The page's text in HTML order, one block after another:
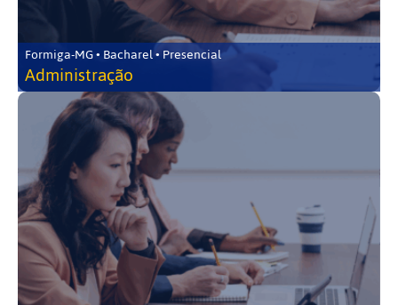
Formiga-MG • Bacharel • Presencial
Administração